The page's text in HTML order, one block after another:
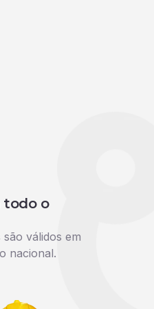
todo o
válidos em
nacional.